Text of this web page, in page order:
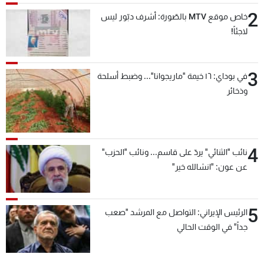
2
خاص موقع MTV بالصّورة: أشرف دبّور ليس
لاجئاً!
3
في بوداي: ١٦ خيمة "ماريجوانا"... وضبط أسلحة
وذخائر
4نائب "الثنائي" يردّ على قاسم... ونائب "الحزب"
عن عون: "انشالله خير"
5الرئيس الإيراني: التواصل مع المرشد "صعب
جداً" في الوقت الحالي